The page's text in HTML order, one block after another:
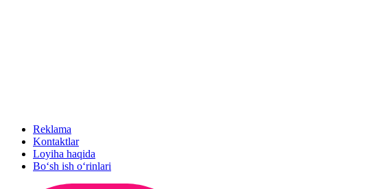
Reklama
Kontaktlar
Loyiha haqida
Bo‘sh ish o‘rinlari